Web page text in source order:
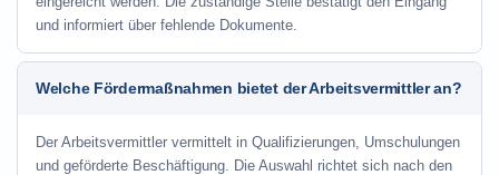
und informiert über fehlende Dokumente.
Welche Fördermaßnahmen bietet der Arbeitsvermittler an?
Der Arbeitsvermittler vermittelt in Qualifizierungen, Umschulungen
und geförderte Beschäftigung. Die Auswahl richtet sich nach den